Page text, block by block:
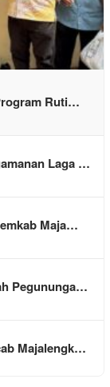
Ruti…
Laga …
Maja…
Pegununga…
Majalengk…